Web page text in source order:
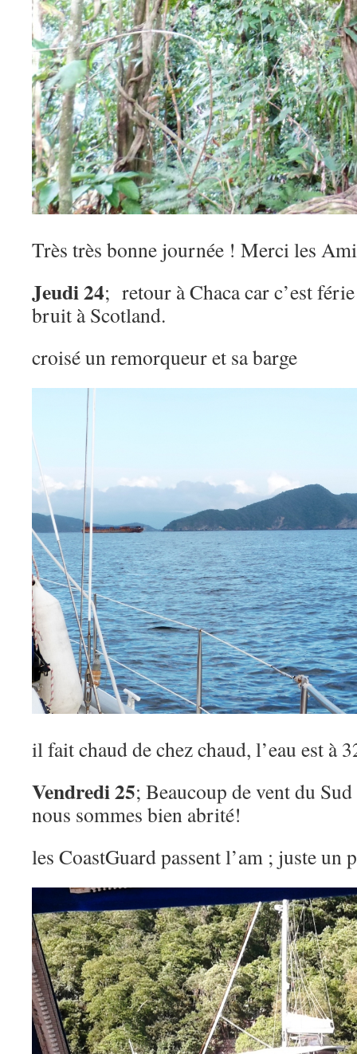
Très très bonne journée ! Merci les
Jeudi 24; retour à Chaca car c’est
bruit à Scotland.
croisé un remorqueur et sa barge
il fait chaud de chez chaud, l’eau est
Vendredi 25; Beaucoup de vent du
nous sommes bien abrité!
les CoastGuard passent l’am ; juste un